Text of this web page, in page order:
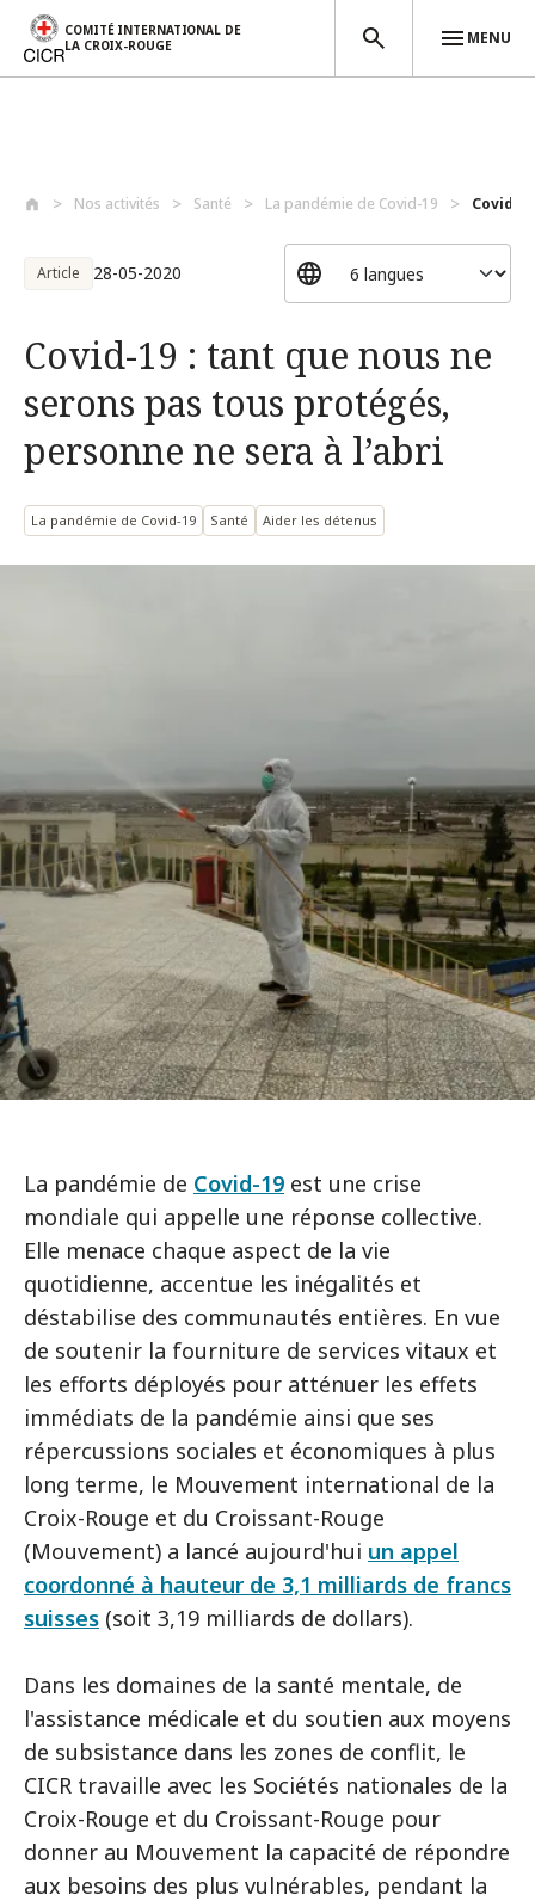
COMITÉ INTERNATIONAL DE
LA CROIX-ROUGE
MENU
Nos activités Santé La pandémie de Covid-19 Covid-
Article 28-05-2020
Covid-19 : tant que nous ne
serons pas tous protégés,
personne ne sera à l’abri
La pandémie de Covid-19 Santé Aider les détenus
La pandémie de Covid-19 est une crise
mondiale qui appelle une réponse collective.
Elle menace chaque aspect de la vie
quotidienne, accentue les inégalités et
déstabilise des communautés entières. En vue
de soutenir la fourniture de services vitaux et
les efforts déployés pour atténuer les effets
immédiats de la pandémie ainsi que ses
répercussions sociales et économiques à plus
long terme, le Mouvement international de la
Croix-Rouge et du Croissant-Rouge
(Mouvement) a lancé aujourd'hui un appel
coordonné à hauteur de 3,1 milliards de francs
suisses (soit 3,19 milliards de dollars).
Dans les domaines de la santé mentale, de
l'assistance médicale et du soutien aux moyens
de subsistance dans les zones de conflit, le
CICR travaille avec les Sociétés nationales de la
Croix-Rouge et du Croissant-Rouge pour
donner au Mouvement la capacité de répondre
aux besoins des plus vulnérables, pendant la